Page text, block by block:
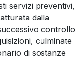
servizi preventivi,
dalla
controllo
culminate
di sostanze